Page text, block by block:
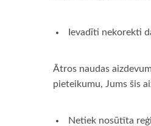
Ievadīti nekorekti
Ātros naudas
pieteikumu, Jums šis
Netiek nosūtīta